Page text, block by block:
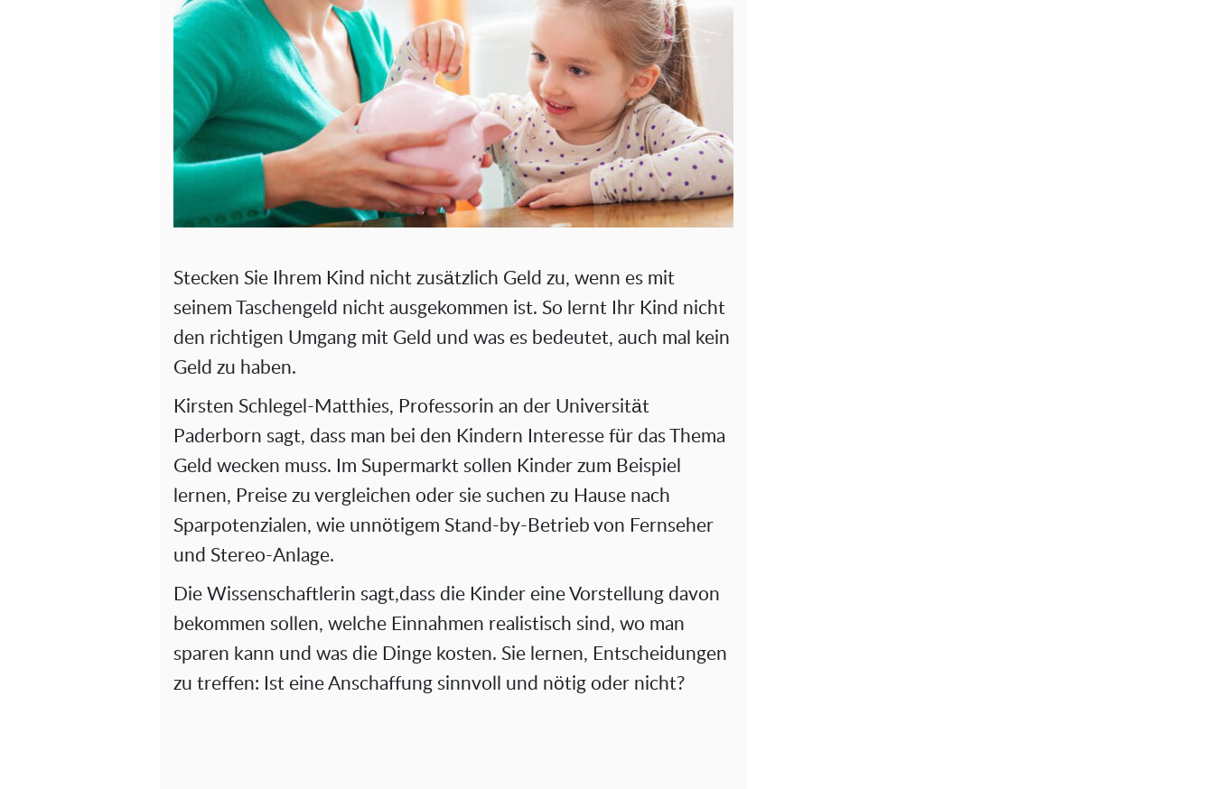
Stecken Sie Ihrem Kind nicht zusätzlich Geld zu, wenn es mit
seinem Taschengeld nicht ausgekommen ist. So lernt Ihr Kind nicht
den richtigen Umgang mit Geld und was es bedeutet, auch mal kein
Geld zu haben.
Kirsten Schlegel-Matthies, Professorin an der Universität
Paderborn sagt, dass man bei den Kindern Interesse für das Thema
Geld wecken muss. Im Supermarkt sollen Kinder zum Beispiel
lernen, Preise zu vergleichen oder sie suchen zu Hause nach
Sparpotenzialen, wie unnötigem Stand-by-Betrieb von Fernseher
und Stereo-Anlage.
Die Wissenschaftlerin sagt,dass die Kinder eine Vorstellung davon
bekommen sollen, welche Einnahmen realistisch sind, wo man
sparen kann und was die Dinge kosten. Sie lernen, Entscheidungen
zu treffen: Ist eine Anschaffung sinnvoll und nötig oder nicht?